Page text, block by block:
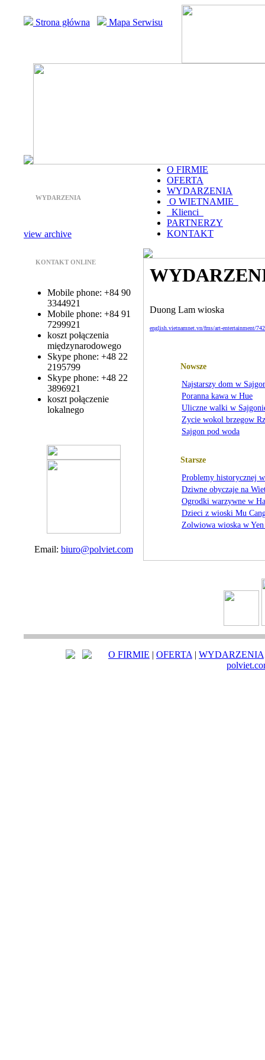
Strona główna Mapa Serwisu
WYDARZENIA
view archive
KONTAKT ONLINE
Mobile phone: +84 90
3344921
Mobile phone: +84 91
7299921
koszt połączenia
międzynarodowego
Skype phone: +48 22
2195799
Skype phone: +48 22
3896921
koszt połączenie
lokalnego
Email: biuro@polviet.com
O FIRMIE
OFERTA
WYDARZENIA
O WIETNAMIE
Klienci
PARTNERZY
KONTAKT
Duong Lam wioska
english.vietnamnet.vn/fms/art-entertainment/
Nowsze
Najstarszy dom w
Poranna kawa w Hue
Uliczne walki w
Zycie wokol brzegow
Sajgon pod woda
Starsze
Problemy historycznej
Dziwne obyczaje na
Ogrodki warzywne w
Dzieci z wioski Mu
Zolwiowa wioska w
O FIRMIE | OFERTA | WYDARZENIA